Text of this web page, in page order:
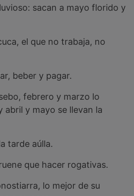
sacan a mayo florido y
el que no trabaja, no
beber y pagar.
febrero y marzo lo
abril y mayo se llevan la
tarde aúlla.
que hacer rogativas.
lo mejor de su